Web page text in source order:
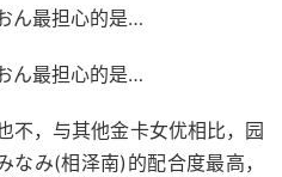
不，与其他金卡女优相比，园
み(相泽南)的配合度最高，